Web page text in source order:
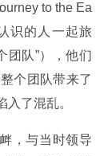
to the Ea
识的人一起旅
团队”），他们
个团队带来了
了混乱。
，与当时领导